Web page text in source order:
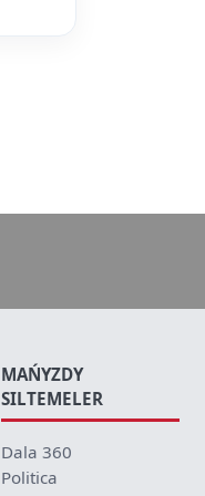
MAŃYZDY
SILTEMELER
Dala 360
Politica